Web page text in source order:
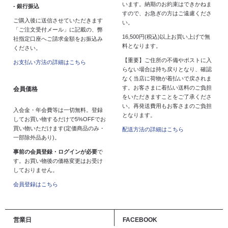
- 銀行振込
ご購入後に送信させていただきます
「ご注文受付メール」に記載の、弊
社指定口座へご請求金額をお振込み
ください。
お支払い方法の詳細はこちら
会員価格
入会金・年会費等は一切無料。登録
してお買い物するだけで5%OFFでお
買い物いただけます(定価商品のみ・
一部除外品あり)。
事前の会員登録・ログインが必要で
す。お買い物後の価格変更はお受け
しておりません。
会員登録はこちら
います。納期のお約束はできかねま
すので、お急ぎの方はご遠慮くださ
い。
16,500円(税込)以上お買い上げで無
料となります。
【重要】ご住所の不備やポストに入
らない場合は持ち戻りとなり、確認
なく当店に荷物が着払いで戻されま
す。お客さまに着払い送料のご負担
をいただきますことをご了承くださ
い。再発送費用もお客さまのご負担
となります。
配送方法の詳細はこちら
営業日 FACEBOOK